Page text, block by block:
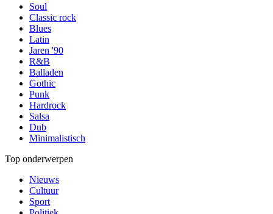
Soul
Classic rock
Blues
Latin
Jaren '90
R&B
Balladen
Gothic
Punk
Hardrock
Salsa
Dub
Minimalistisch
Top onderwerpen
Nieuws
Cultuur
Sport